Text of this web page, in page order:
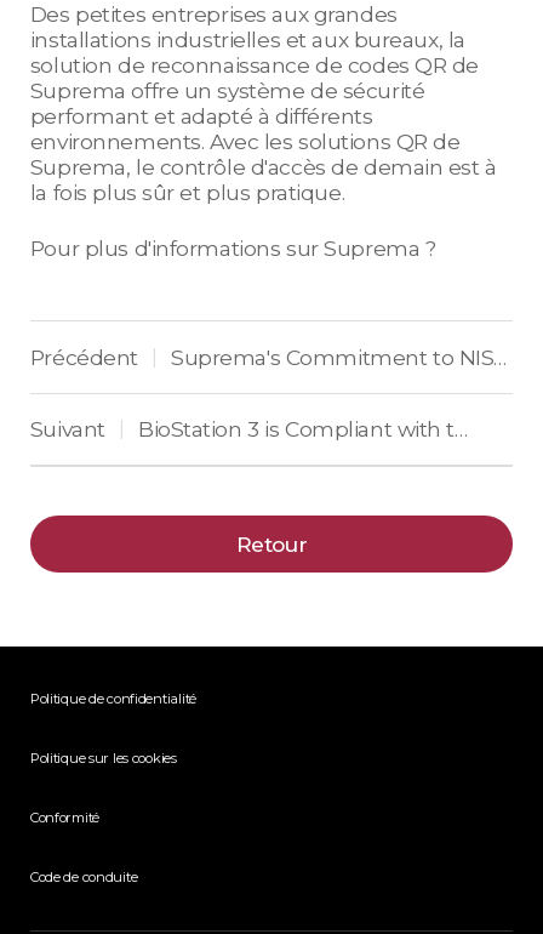
Des petites entreprises aux grandes
installations industrielles et aux bureaux, la
solution de reconnaissance de codes QR de
Suprema offre un système de sécurité
performant et adapté à différents
environnements. Avec les solutions QR de
Suprema, le contrôle d'accès de demain est à
la fois plus sûr et plus pratique.
Pour plus d'informations sur Suprema ?
Précédent Suprema's Commitment to NIS 2 Compliance: Prioritizing Data Protection and Privacy.
Suivant BioStation 3 is Compliant with the ISO/IEC 30107-3 PAD Standard
Retour
Politique de confidentialité
Politique sur les cookies
Conformité
Code de conduite